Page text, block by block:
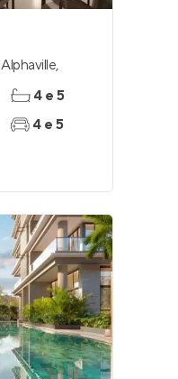
Alphaville,
4 e 5
4 e 5